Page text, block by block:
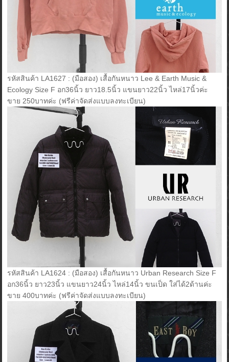
รหัสสินค้า LA1627 : (มือสอง) เสื้อกันหนาว Lee & Earth Music &
Ecology Size F อก36นิ้ว ยาว18.5นิ้ว แขนยาว22นิ้ว ไหล่17นิ้วค่ะ
ขาย 250บาทค่ะ (ฟรีค่าจัดส่งแบบลงทะเบียน)
รหัสสินค้า LA1624 : (มือสอง) เสื้อกันหนาว Urban Research Size F
อก36นิ้ว ยาว23นิ้ว แขนยาว24นิ้ว ไหล่14นิ้ว ขนเป็ด ใส่ได้2ด้านค่ะ
ขาย 400บาทค่ะ (ฟรีค่าจัดส่งแบบลงทะเบียน)